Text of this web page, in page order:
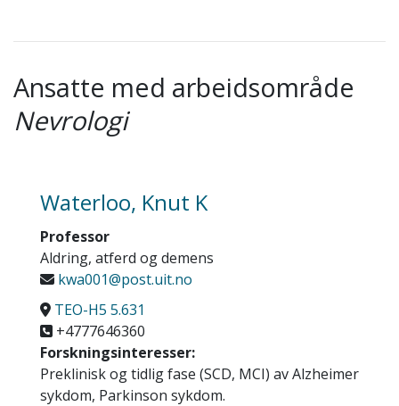
Ansatte med arbeidsområde
Nevrologi
Waterloo, Knut K
Professor
Aldring, atferd og demens
kwa001@post.uit.no
TEO-H5 5.631
+4777646360
Forskningsinteresser:
Preklinisk og tidlig fase (SCD, MCI) av Alzheimer
sykdom, Parkinson sykdom.